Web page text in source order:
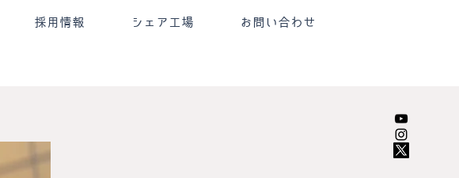
採用情報 シェア工場 お問い合わせ